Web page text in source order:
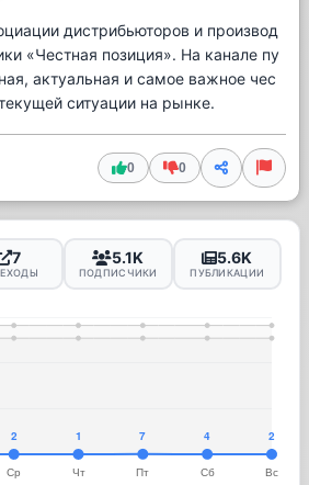
дистрибьюторов и производ
«Честная позиция». На канале пу
актуальная и самое важное чес
ситуации на рынке.
0 0
7 5.1K
ПОДПИСЧИКИ
5.6K
ПУБЛИКАЦИИ